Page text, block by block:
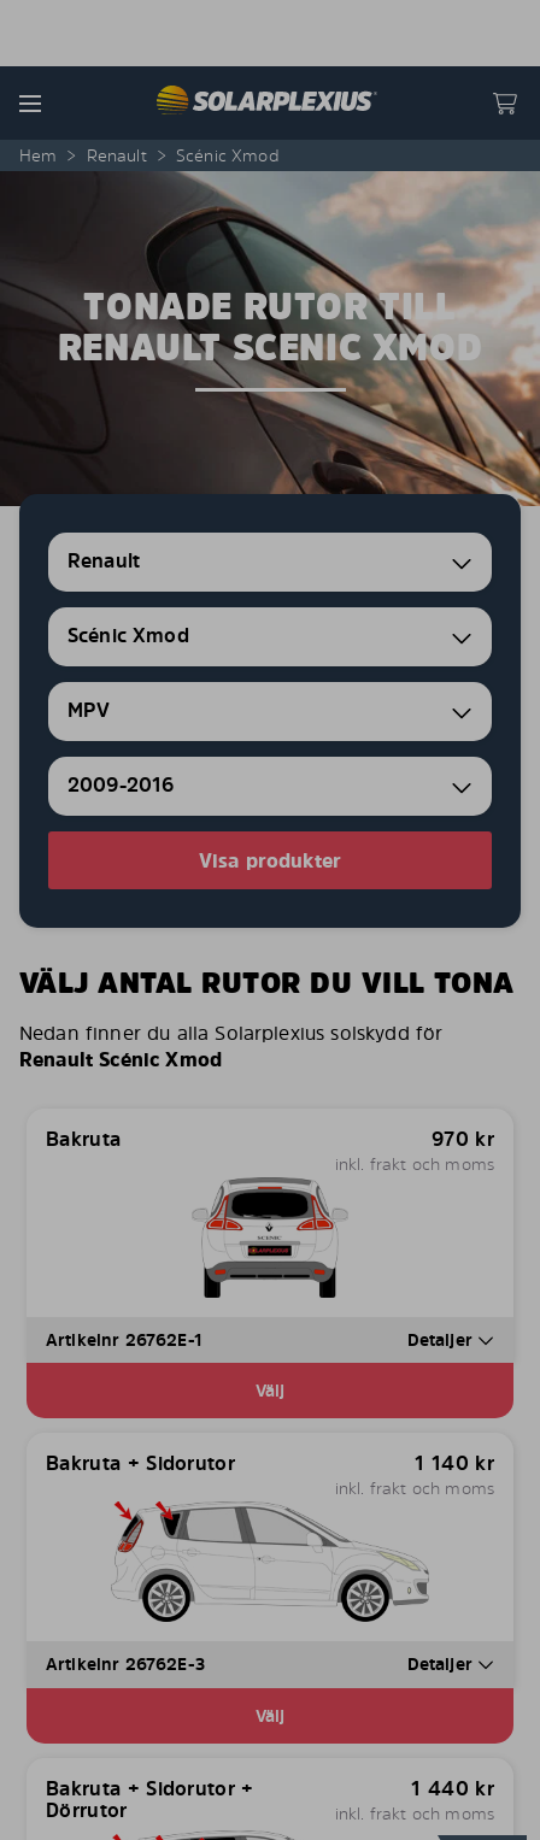
Menu
Hem > Renault > Scénic Xmod
TONADE RUTOR TILL
RENAULT SCENIC XMOD
Renault
Scénic Xmod
MPV
2009-2016
Visa produkter
VÄLJ ANTAL RUTOR DU VILL TONA
Nedan finner du alla Solarplexius solskydd för
Renault Scénic Xmod
Bakruta 970 kr
inkl. frakt och moms
Artikelnr 26762E-1 Detaljer
Välj
Bakruta + Sidorutor 1 140 kr
inkl. frakt och moms
Artikelnr 26762E-3 Detaljer
Välj
Bakruta + Sidorutor +
Dörrutor
1 440 kr
inkl. frakt och moms